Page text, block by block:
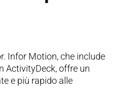
Infor Motion, che include
ActivityDeck, offre un
e più rapido alle